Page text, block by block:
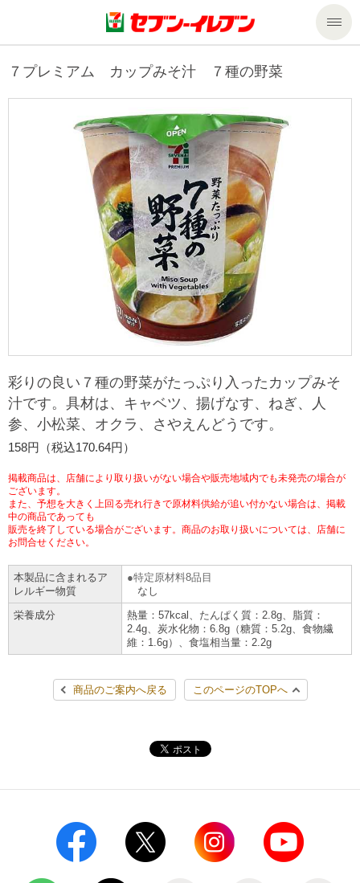
商品のご案内
商品カテゴリ一覧
食の安全・安心への取組み
ギフト
プリペイドカード・金券
ニンテンドー・ダウンロードカード
セール・キャンペーン
マルチコピー機でできること
マルチコピー機でできることトップ
コピー
プリント
スキャン
ファクス
チケット
プリペイドサービス
スポーツ振興くじ
行政サービス
学び・教育
宅配便
切手・はがき・印紙
セブン銀行ATM
ご利用可能なお支払い方法
スマホプリペイド
レジでApple Accountにチャージ
オンラインフォトサービス
コインランドリー（店舗限定）
自転車シェアリング（店舗限定）
モバイルバッテリーシェアリング（店舗限定）
チケットサービス
セブンチケット
イープラス
JTB
セブン‐イレブンでお受取り
セブンネットショッピング
企業理念
会社概要
貸借対照表・損益計算書
沿革
国内店舗数
売上高、店舗数推移
セブン‐イレブンの海外事業
データで見るセブン‐イレブン
セブン‐イレブンの「商品力」
セブン-イレブンの横顔
セブン-イレブンの歴史
私たちの取組み
サステナビリティ
サステナビリティトップ
セブン＆アイ・ホールディングスの重点課題
サステナビリティ活動基本方針
サステナビリティ推進体制
GREEN CHALLENGE 2050
4VISIONS
サステナビリティニュース
サステナビリティレポート
報告書ライブラリー
加盟店オーナー募集 物件募集・購入
アルバイト情報
店舗検索
お問い合わせ
Language
English (Corporate)
English (Services)
简体中文(服务)
한국어(서비스)
７プレミアム カップみそ汁 ７種の野菜
彩りの良い７種の野菜がたっぷり入ったカップみそ
汁です。具材は、キャベツ、揚げなす、ねぎ、人
参、小松菜、オクラ、さやえんどうです。
158円（税込170.64円）
掲載商品は、店舗により取り扱いがない場合や販売地域内でも未発売の場合が
ございます。
また、予想を大きく上回る売れ行きで原材料供給が追い付かない場合は、掲載
中の商品であっても
販売を終了している場合がございます。商品のお取り扱いについては、店舗に
お問合せください。
本製品に含まれるア
レルギー物質
特定原材料8品目
なし
栄養成分
熱量：57kcal、たんぱく質：2.8g、脂質：
2.4g、炭水化物：6.8g（糖質：5.2g、食物繊
維：1.6g）、食塩相当量：2.2g
商品のご案内へ戻る このページのTOPへ